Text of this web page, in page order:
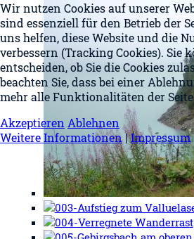
Wir nutzen Cookies auf unserer
sind essenziell für den Betrieb der
uns helfen, diese Website und die
verbessern (Tracking Cookies). Sie
entscheiden, ob Sie die Cookies
beachten Sie, dass bei einer
mehr alle Funktionalitäten der
Akzeptieren Ablehnen
Weitere Informationen|Impressum